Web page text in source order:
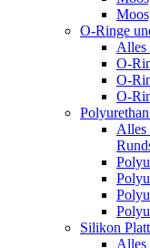
O-Ringe
Alles
O-
O-
O-
Alles
Silikon
Alles